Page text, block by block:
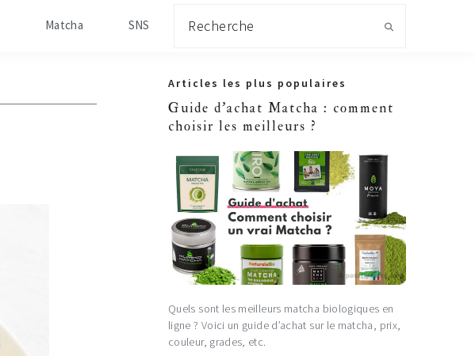
Matcha SNS
Primary
Sidebar
Articles les plus populaires
Guide d'achat Matcha : comment
choisir les meilleurs ?
Quels sont les meilleurs matcha biologiques en
ligne ? Voici un guide d’achat sur le matcha, prix,
couleur, grades, etc.